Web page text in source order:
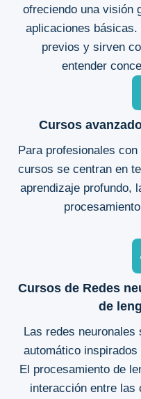
ofreciendo una visión
aplicaciones
previos y sirven
entender
Cursos
Para profesionales
cursos se centran en
aprendizaje profundo,
Cursos de Redes
de
Las redes
automático
El procesamiento de
interacción entre las